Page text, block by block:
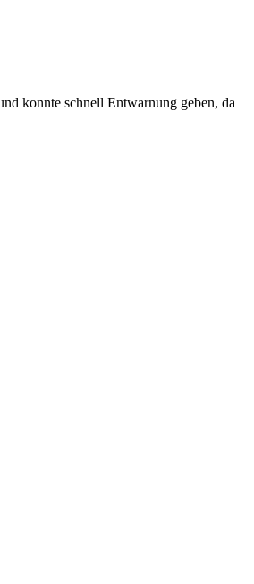
konnte schnell Entwarnung geben, da